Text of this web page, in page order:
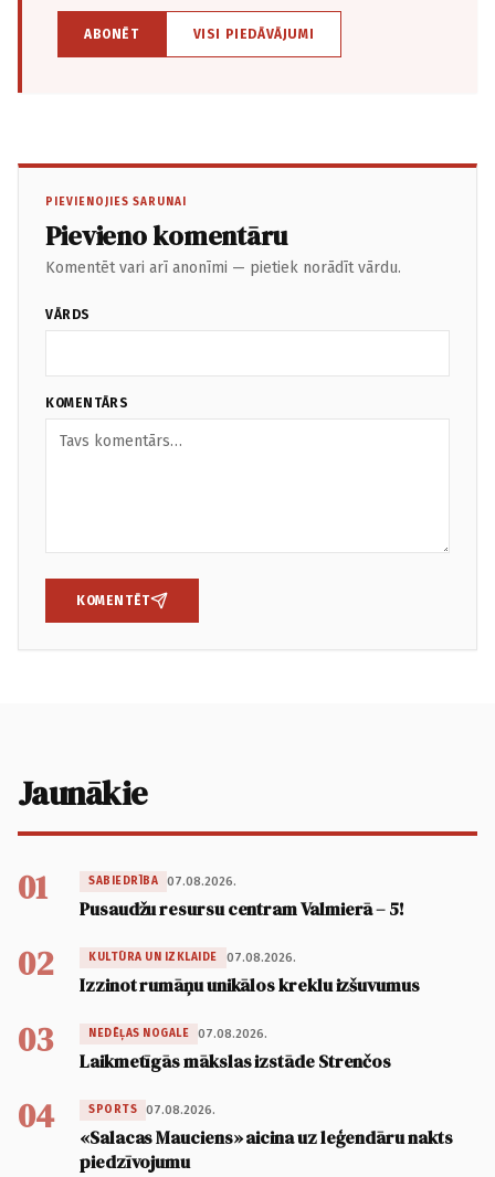
ABONĒT VISI PIEDĀVĀJUMI
PIEVIENOJIES SARUNAI
Pievieno komentāru
Komentēt vari arī anonīmi — pietiek norādīt vārdu.
VĀRDS
KOMENTĀRS
KOMENTĒT
Jaunākie
01 SABIEDRĪBA 07.08.2026.
Pusaudžu resursu centram Valmierā – 5!
02 KULTŪRA UN IZKLAIDE 07.08.2026.
Izzinot rumāņu unikālos kreklu izšuvumus
03 NEDĒĻAS NOGALE 07.08.2026.
Laikmetīgās mākslas izstāde Strenčos
04 SPORTS 07.08.2026.
«Salacas Mauciens» aicina uz leģendāru nakts
piedzīvojumu